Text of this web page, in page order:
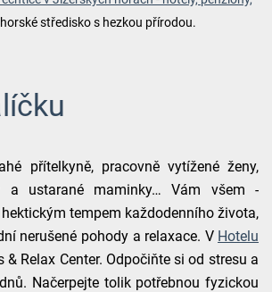
středisko s hezkou přírodou.
přítelkyně, pracovně vytížené ženy,
a ustarané maminky… Vám všem -
tempem každodenního života,
nerušené pohody a relaxace. V Hotelu
& Relax Center. Odpočiňte si od stresu a
Načerpejte tolik potřebnou fyzickou